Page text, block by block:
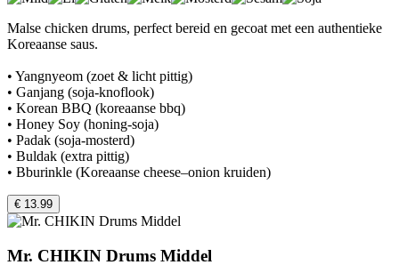
Malse chicken drums, perfect bereid en gecoat met een authentieke
Koreaanse saus.
• Yangnyeom (zoet & licht pittig)
• Ganjang (soja-knoflook)
• Korean BBQ (koreaanse bbq)
• Honey Soy (honing-soja)
• Padak (soja-mosterd)
• Buldak (extra pittig)
• Bburinkle (Koreaanse cheese–onion kruiden)
€ 13.99
Mr. CHIKIN Drums Middel